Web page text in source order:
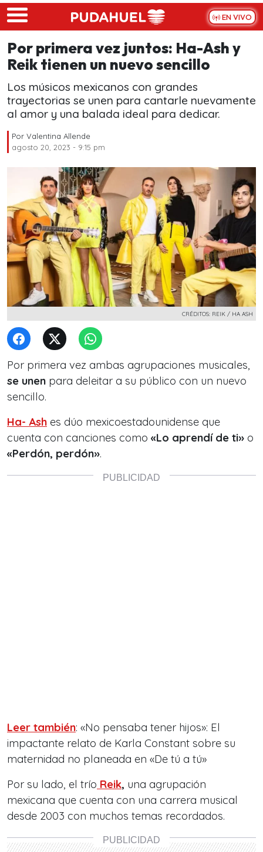
Skip to main content
EN VIVO
Por primera vez juntos: Ha-Ash y
Reik tienen un nuevo sencillo
Los músicos mexicanos con grandes
trayectorias se unen para cantarle nuevamente
al amor y una balada ideal para dedicar.
Por Valentina Allende
agosto 20, 2023 - 9:15 pm
CRÉDITOS: REIK / HA ASH
Por primera vez ambas agrupaciones musicales,
se unen para deleitar a su público con un nuevo
sencillo.
Ha- Ash es dúo mexicoestadounidense que
cuenta con canciones como «Lo aprendí de ti» o
«Perdón, perdón».
Leer también: «No pensaba tener hijos»: El
impactante relato de Karla Constant sobre su
maternidad no planeada en «De tú a tú»
Por su lado, el trío Reik, una agrupación
mexicana que cuenta con una carrera musical
desde 2003 con muchos temas recordados.